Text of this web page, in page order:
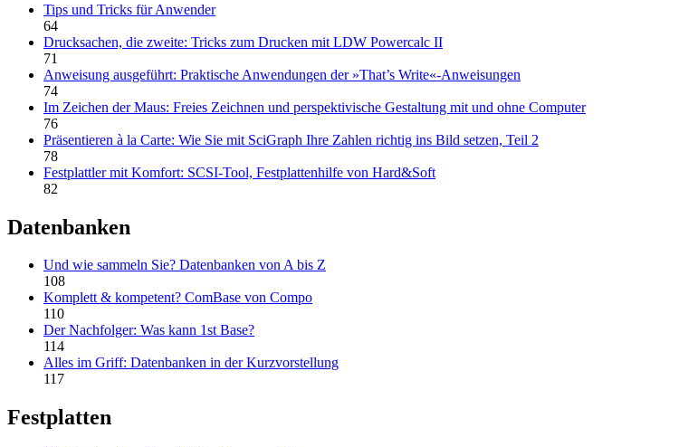
Tips und Tricks für Anwender
64
Drucksachen, die zweite: Tricks zum Drucken mit LDW Powercalc II
71
Anweisung ausgeführt: Praktische Anwendungen der »That’s Write«-Anweisungen
74
Im Zeichen der Maus: Freies Zeichnen und perspektivische Gestaltung mit und ohne Computer
76
Präsentieren à la Carte: Wie Sie mit SciGraph Ihre Zahlen richtig ins Bild setzen, Teil 2
78
Festplattler mit Komfort: SCSI-Tool, Festplattenhilfe von Hard&Soft
82
Datenbanken
Und wie sammeln Sie? Datenbanken von A bis Z
108
Komplett & kompetent? ComBase von Compo
110
Der Nachfolger: Was kann 1st Base?
114
Alles im Griff: Datenbanken in der Kurzvorstellung
117
Festplatten